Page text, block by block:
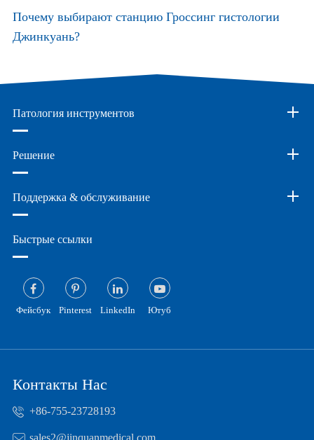
Почему выбирают станцию Гроссинг гистологии
Джинкуань?
Патология инструментов
Решение
Поддержка & обслуживание
Быстрые ссылки
Фейсбук Pinterest LinkedIn Ютуб
Контакты Нас
+86-755-23728193
sales2@jinquanmedical.com